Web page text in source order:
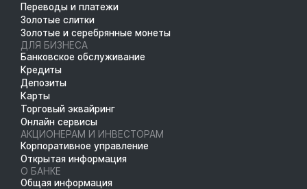
Переводы и платежи
Золотые слитки
Золотые и серебрянные монеты
ДЛЯ БИЗНЕСА
Банковское обслуживание
Кредиты
Депозиты
Карты
Торговый эквайринг
Онлайн сервисы
АКЦИОНЕРАМ И ИНВЕСТОРАМ
Корпоративное управление
Открытая информация
О БАНКЕ
Общая информация